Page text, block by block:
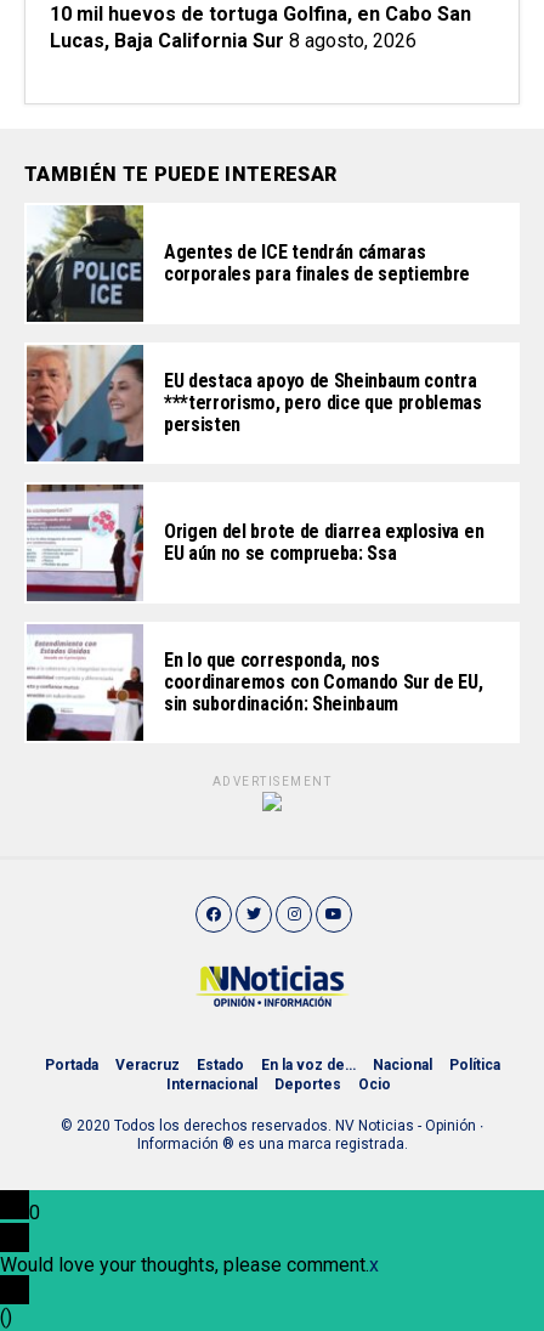
10 mil huevos de tortuga Golfina, en Cabo San
Lucas, Baja California Sur 8 agosto, 2026
TAMBIÉN TE PUEDE INTERESAR
Agentes de ICE tendrán cámaras
corporales para finales de septiembre
EU destaca apoyo de Sheinbaum contra
***terrorismo, pero dice que problemas
persisten
Origen del brote de diarrea explosiva en
EU aún no se comprueba: Ssa
En lo que corresponda, nos
coordinaremos con Comando Sur de EU,
sin subordinación: Sheinbaum
ADVERTISEMENT
Portada Veracruz Estado En la voz de… Nacional
Política
Internacional
Deportes Ocio
© 2020 Todos los derechos reservados. NV Noticias - Opinión ∙
Información ® es una marca registrada.
0
Would love your thoughts, please comment.x
()